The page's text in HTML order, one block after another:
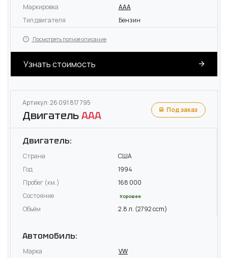
Маркировка
AAA
Тип двигателя
Бензин
Посмотреть полное описание
Узнать стоимость
Артикул: 26 091 817 795
ДвигательAAA Под заказ
Двигатель:
Страна
США
Год
1994
Пробег (км.)
168 000
Состояние
Хорошее
Объём 2.8 л. (2792 ccm)
Автомобиль:
Марка
VW